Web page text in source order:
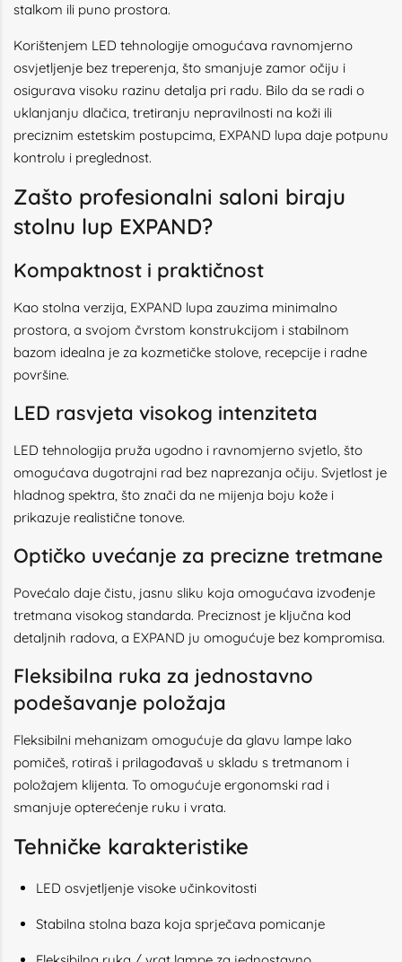
stalkom ili puno prostora.
Korištenjem LED tehnologije omogućava ravnomjerno
osvjetljenje bez treperenja, što smanjuje zamor očiju i
osigurava visoku razinu detalja pri radu. Bilo da se radi o
uklanjanju dlačica, tretiranju nepravilnosti na koži ili
preciznim estetskim postupcima, EXPAND lupa daje potpunu
kontrolu i preglednost.
Zašto profesionalni saloni biraju
stolnu lup EXPAND?
Kompaktnost i praktičnost
Kao stolna verzija, EXPAND lupa zauzima minimalno
prostora, a svojom čvrstom konstrukcijom i stabilnom
bazom idealna je za kozmetičke stolove, recepcije i radne
površine.
LED rasvjeta visokog intenziteta
LED tehnologija pruža ugodno i ravnomjerno svjetlo, što
omogućava dugotrajni rad bez naprezanja očiju. Svjetlost je
hladnog spektra, što znači da ne mijenja boju kože i
prikazuje realistične tonove.
Optičko uvećanje za precizne tretmane
Povećalo daje čistu, jasnu sliku koja omogućava izvođenje
tretmana visokog standarda. Preciznost je ključna kod
detaljnih radova, a EXPAND ju omogućuje bez kompromisa.
Fleksibilna ruka za jednostavno
podešavanje položaja
Fleksibilni mehanizam omogućuje da glavu lampe lako
pomičeš, rotiraš i prilagođavaš u skladu s tretmanom i
položajem klijenta. To omogućuje ergonomski rad i
smanjuje opterećenje ruku i vrata.
Tehničke karakteristike
LED osvjetljenje visoke učinkovitosti
Stabilna stolna baza koja sprječava pomicanje